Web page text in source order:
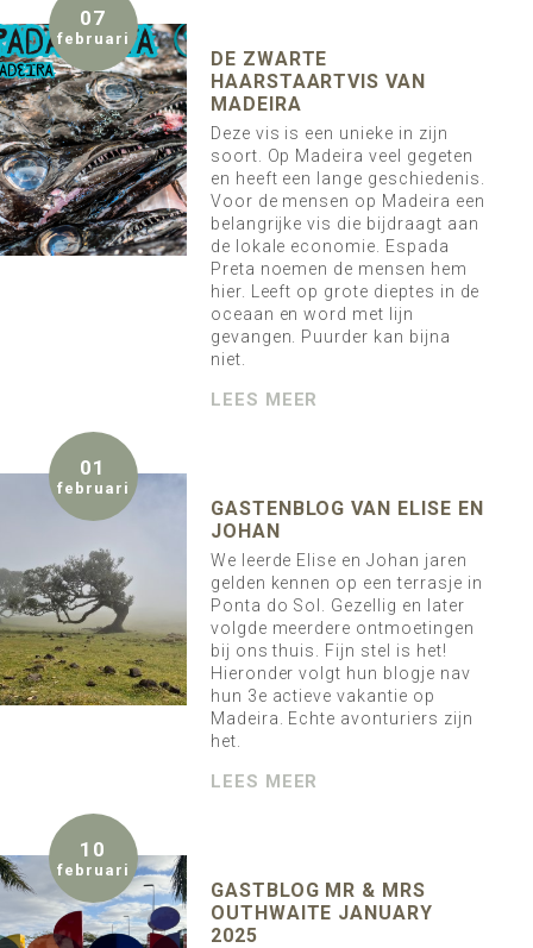
07
februari
DE ZWARTE
HAARSTAARTVIS VAN
MADEIRA
Deze vis is een unieke in zijn
soort. Op Madeira veel gegeten
en heeft een lange geschiedenis.
Voor de mensen op Madeira een
belangrijke vis die bijdraagt aan
de lokale economie. Espada
Preta noemen de mensen hem
hier. Leeft op grote dieptes in de
oceaan en word met lijn
gevangen. Puurder kan bijna
niet.
LEES MEER
01
februari
GASTENBLOG VAN ELISE EN
JOHAN
We leerde Elise en Johan jaren
gelden kennen op een terrasje in
Ponta do Sol. Gezellig en later
volgde meerdere ontmoetingen
bij ons thuis. Fijn stel is het!
Hieronder volgt hun blogje nav
hun 3e actieve vakantie op
Madeira. Echte avonturiers zijn
het.
LEES MEER
10
februari
GASTBLOG MR & MRS
OUTHWAITE JANUARY
2025